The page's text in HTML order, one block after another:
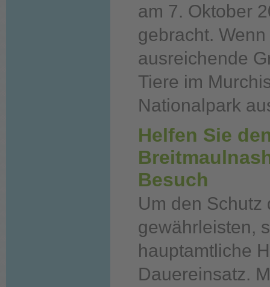
am 7. Oktober
gebracht.
ausreichende
Tiere im
Nationalpark
Helfen Sie
Besuch
Um den Schutz
gewährleisten,
hauptamtliche
Dauereinsatz.